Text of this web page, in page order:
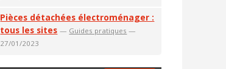
Pièces détachées électroménager :
tous les sites — Guides pratiques —
27/01/2023